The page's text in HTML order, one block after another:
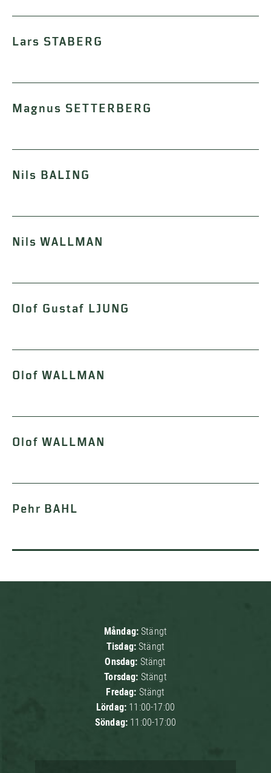
Lars STABERG
Magnus SETTERBERG
Nils BALING
Nils WALLMAN
Olof Gustaf LJUNG
Olof WALLMAN
Olof WALLMAN
Pehr BAHL
Måndag:Stängt
Tisdag:Stängt
Onsdag: Stängt
Torsdag: Stängt
Fredag: Stängt
Lördag: 11:00-17:00
Söndag: 11:00-17:00